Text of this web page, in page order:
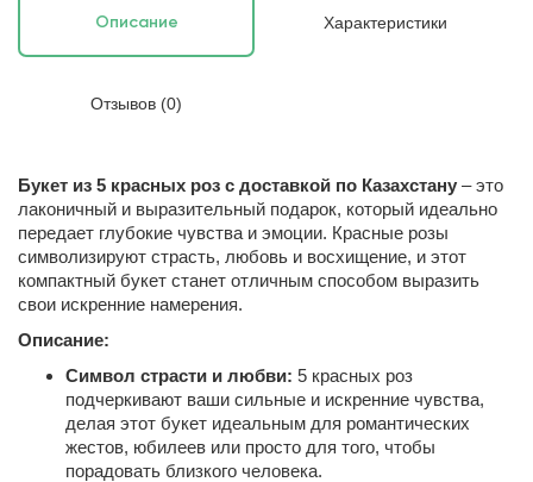
Описание Характеристики
Отзывов (0)
Букет из 5 красных роз с доставкой по Казахстану – это
лаконичный и выразительный подарок, который идеально
передает глубокие чувства и эмоции. Красные розы
символизируют страсть, любовь и восхищение, и этот
компактный букет станет отличным способом выразить
свои искренние намерения.
Описание:
Символ страсти и любви: 5 красных роз
подчеркивают ваши сильные и искренние чувства,
делая этот букет идеальным для романтических
жестов, юбилеев или просто для того, чтобы
порадовать близкого человека.